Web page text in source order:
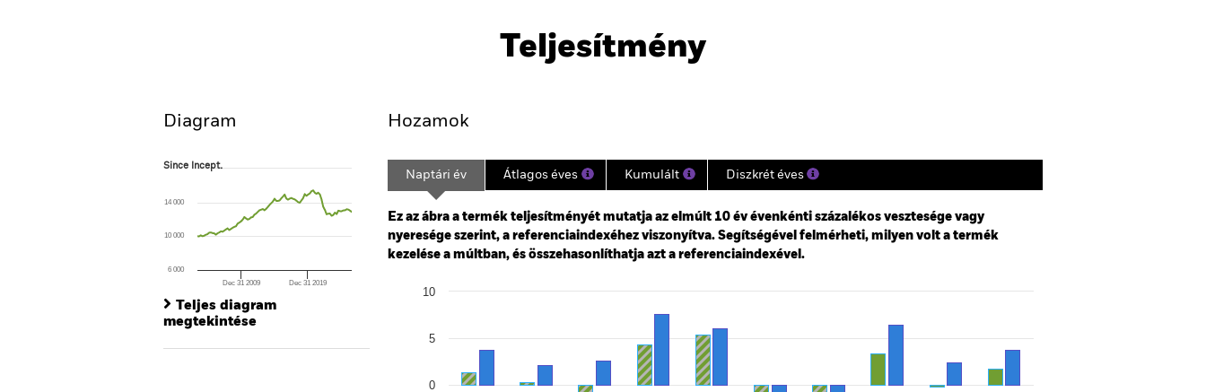
Letöltés
Teljesítmény
Diagram
Since Incept.
The chart has 1 X axis displaying Time. Range: 2003-07-01 00:00:00 to 2026-07-31 00:00:00.
The chart has 1 Y axis displaying values. Range: -40 to 80.
Since Incept.
Dec 31 2009 Dec 31 2019
6 000
10 000
14 000
Teljes diagram
megtekintése
Hozamok
Naptári év Átlagos éves Kumulált Diszkrét éves
Ez az ábra a termék teljesítményét mutatja az elmúlt 10 év évenkénti százalékos vesztesége vagy
nyeresége szerint, a referenciaindexéhez viszonyítva. Segítségével felmérheti, milyen volt a termék
kezelése a múltban, és összehasonlíthatja azt a referenciaindexével.
Bar chart with 2 data series.
The chart has 1 Y axis displaying Values. Range: -20 to 10.
0
5
10